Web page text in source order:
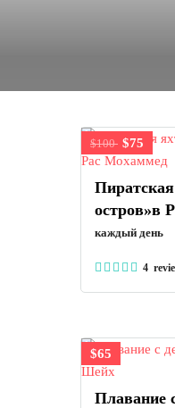
$100 $75
остров»в
каждый день
4
$65
Плавание